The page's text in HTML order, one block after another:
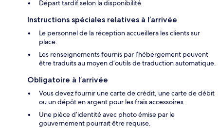
Départ tardif selon la disponibilité
Instructions spéciales relatives à l’arrivée
Le personnel de la réception accueillera les clients sur
place.
Les renseignements fournis par l’hébergement peuvent
être traduits au moyen d’outils de traduction automatique.
Obligatoire à l’arrivée
Vous devez fournir une carte de crédit, une carte de débit
ou un dépôt en argent pour les frais accessoires.
Une pièce d’identité avec photo émise par le
gouvernement pourrait être requise.